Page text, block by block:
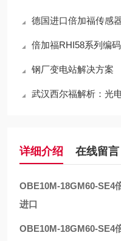
德国进口倍加福传感器
倍加福RHI58系列编
钢厂变电站解决方案
武汉西尔福解析：光
详细介绍 在线留言
OBE10M-18GM60-SE4
进口
OBE10M-18GM60-SE4